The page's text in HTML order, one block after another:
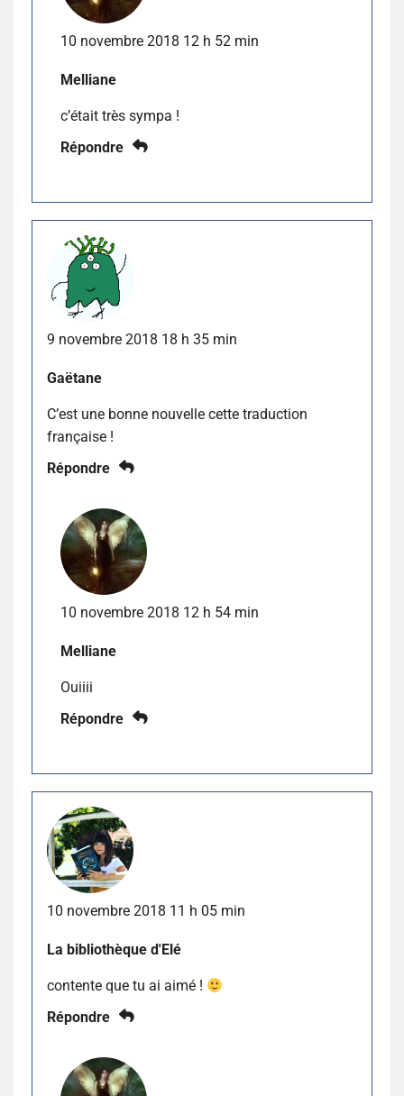
10 novembre 2018 12 h 52 min
Melliane
c’était très sympa !
Répondre
9 novembre 2018 18 h 35 min
Gaëtane
C’est une bonne nouvelle cette traduction
française !
Répondre
10 novembre 2018 12 h 54 min
Melliane
Ouiiii
Répondre
10 novembre 2018 11 h 05 min
La bibliothèque d'Elé
contente que tu ai aimé !
Répondre